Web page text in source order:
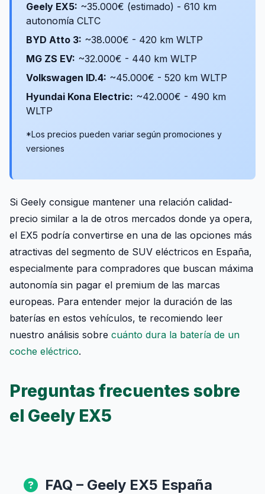
Geely EX5: ~35.000€ (estimado) - 610 km
autonomía CLTC
BYD Atto 3: ~38.000€ - 420 km WLTP
MG ZS EV: ~32.000€ - 440 km WLTP
Volkswagen ID.4: ~45.000€ - 520 km WLTP
Hyundai Kona Electric: ~42.000€ - 490 km
WLTP
*Los precios pueden variar según promociones y
versiones
Si Geely consigue mantener una relación calidad-
precio similar a la de otros mercados donde ya opera,
el EX5 podría convertirse en una de las opciones más
atractivas del segmento de SUV eléctricos en España,
especialmente para compradores que buscan máxima
autonomía sin pagar el premium de las marcas
europeas. Para entender mejor la duración de las
baterías en estos vehículos, te recomiendo leer
nuestro análisis sobre cuánto dura la batería de un
coche eléctrico.
Preguntas frecuentes sobre
el Geely EX5
FAQ – Geely EX5 España